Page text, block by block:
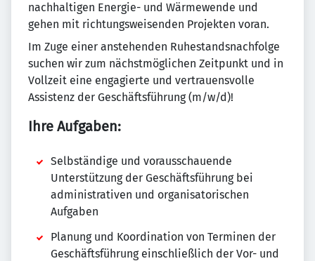
nachhaltigen Energie- und Wärmewende und
gehen mit richtungsweisenden Projekten voran.
Im Zuge einer anstehenden Ruhestandsnachfolge
suchen wir zum nächstmöglichen Zeitpunkt und in
Vollzeit eine engagierte und vertrauensvolle
Assistenz der Geschäftsführung (m/w/d)!
Ihre Aufgaben:
Selbständige und vorausschauende
Unterstützung der Geschäftsführung bei
administrativen und organisatorischen
Aufgaben
Planung und Koordination von Terminen der
Geschäftsführung einschließlich der Vor- und